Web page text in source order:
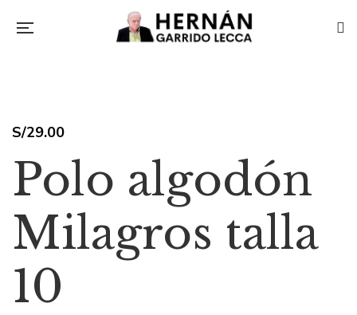
S/29.00
Polo algodón
Milagros talla
10